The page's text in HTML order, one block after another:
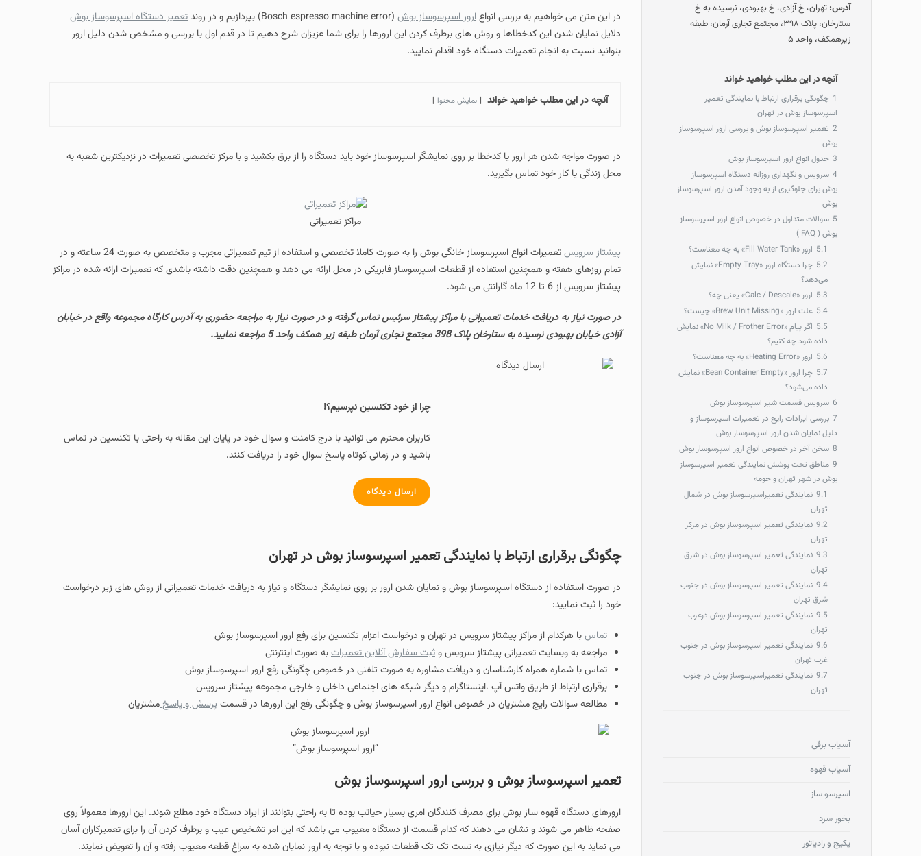
در این متن می خواهیم به بررسی انواعارور اسپرسوساز بوش (Bosch espresso machine error) بپردازیم و در روند
تعمیر دستگاه اسپرسوساز بوش
دلایل نمایان شدن این کدخطاها و روش های برطرف کردن این ارورها را برای شما عزیزان شرح دهیم تا در قدم اول با بررسی و مشخص شدن دلیل ارور
بتوانید نسبت به انجام تعمیرات دستگاه خود اقدام نمایید.
آنچه در این مطلب خواهید خواند نمایش محتوا
در صورت مواجه شدن هر ارور یا کدخطا بر روی نمایشگر اسپرسوساز خود باید دستگاه را از برق بکشید و با مرکز تخصصی تعمیرات در نزدیکترین شعبه به
محل زندگی یا کار خود تماس بگیرید.
مراکز تعمیراتی
پیشتاز سرویس
تعمیرات انواع اسپرسوساز خانگی بوش را به صورت کاملا تخصصی و استفاده از تیم تعمیراتی مجرب و متخصص به صورت 24 ساعته و در
تمام روزهای هفته و همچنین استفاده از قطعات اسپرسوساز فابریکی در محل ارائه می دهد و همچنین دقت داشته باشدی که تعمیرات ارائه شده در مراکز
پیشتاز سرویس از 6 تا 12 ماه گارانتی می شود.
در صورت نیاز به دریافت خدمات تعمیراتی با مراکز پیشتاز سرئیس تماس گرفته و در صورت نیاز به مراجعه حضوری به آدرس کارگاه مجموعه واقع در خیابان
آزادی خیابان بهبودی نرسیده به ستارخان پلاک 398 مجتمع تجاری آرمان طبقه زیر همکف واحد 5 مراجعه نمایید.
چرا از خود تکنسین نپرسیم؟!
کاربران محترم می توانید با درج کامنت و سوال خود در پایان این مقاله به راحتی با تکنسین در تماس
باشید و در زمانی کوتاه پاسخ سوال خود را دریافت کنند.
ارسال دیدگاه
چگونگی برقراری ارتباط با نمایندگی تعمیر اسپرسوساز بوش در تهران
در صورت استفاده از دستگاه اسپرسوساز بوش و نمایان شدن ارور بر روی نمایشگر دستگاه و نیاز به دریافت خدمات تعمیراتی از روش های زیر درخواست
خود را ثبت نمایید:
تماسبا هرکدام از مراکز پیشتاز سرویس در تهران و درخواست اعزام تکنسین برای رفع ارور اسپرسوساز بوش
مراجعه به وبسایت تعمیراتی پیشتاز سرویس وثبت سفارش آنلاین تعمیراتبه صورت اینترنتی
تماس با شماره همراه کارشناسان و دریافت مشاوره به صورت تلفنی در خصوص چگونگی رفع ارور اسپرسوساز بوش
برقراری ارتباط از طریق واتس آپ ،اینستاگرام و دیگر شبکه های اجتماعی داخلی و خارجی مجموعه پیشتاز سرویس
مطالعه سوالات رایج مشتریان در خصوص انواع ارور اسپرسوساز بوش و چگونگی رفع این ارورها در قسمت پرسش و پاسخمشتریان
“ارور اسپرسوساز بوش”
تعمیر اسپرسوساز بوش و بررسی ارور اسپرسوساز بوش
ارورهای دستگاه قهوه ساز بوش برای مصرف کنندگان امری بسیار حیاتب بوده تا به راحتی بتوانند از ایراد دستگاه خود مطلع شوند. این ارورها معمولاً روی
صفحه ظاهر می شوند و نشان می دهند که کدام قسمت از دستگاه معیوب می باشد که این امر تشخیص عیب و برطرف کردن آن را برای تعمیرکاران آسان
می نماید به این صورت که دیگر نیازی به تست تک تک قطعات نبوده و با توجه به ارور نمایان شده به سراغ قطعه معیوب رفته و آن را تعویض نمایند.
آدرس: تهران، خ آزادی، خ بهبودی، نرسیده به خ
ستارخان، پلاک ۳۹۸، مجتمع تجاری آرمان، طبقه
زیرهمکف، واحد ۵
آنچه در این مطلب خواهید خواند
1 چگونگی برقراری ارتباط با نمایندگی تعمیر
اسپرسوساز بوش در تهران
2 تعمیر اسپرسوساز بوش و بررسی ارور اسپرسوساز
بوش
3 جدول انواع ارور اسپرسوساز بوش
4 سرویس و نگهداری روزانه دستگاه اسپرسوساز
بوش برای جلوگیری از به وجود آمدن ارور اسپرسوساز
بوش
5 سوالات متداول در خصوص انواع ارور اسپرسوساز
بوش ( FAQ )
5.1 ارور «Fill Water Tank» به چه معناست؟
5.2
چرا دستگاه ارور «Empty Tray» نمایش
می‌دهد؟
5.3 ارور «Calc / Descale» یعنی چه؟
5.4 علت ارور «Brew Unit Missing» چیست؟
5.5
اگر پیام «No Milk / Frother Error» نمایش
داده شود چه کنیم؟
5.6 ارور «Heating Error» به چه معناست؟
5.7
چرا ارور «Bean Container Empty» نمایش
داده می‌شود؟
6 سرویس قسمت شیر اسپرسوساز بوش
7 بررسی ایرادات رایج در تعمیرات اسپرسوساز و
دلیل نمایان شدن ارور اسپرسوساز بوش
8 سخن آخر در خصوص انواع ارور اسپرسوساز بوش
9 مناطق تحت پوشش نمایندگی تعمیر اسپرسوساز
بوش در شهر تهران و حومه
9.1 نمایندگی تعمیراسپرسوساز بوش در شمال
تهران
9.2 نمایندگی تعمیر اسپرسوساز بوش در مرکز
تهران
9.3 نمایندگی تعمیر اسپرسوساز بوش در شرق
تهران
9.4 نمایندگی تعمیر اسپرسوساز بوش در جنوب
شرق تهران
9.5 نمایندگی تعمیر اسپرسوساز بوش درغرب
تهران
9.6 نمایندگی تعمیر اسپرسوساز بوش در جنوب
غرب تهران
9.7 نمایندگی تعمیراسپرسوساز بوش در جنوب
تهران
آسیاب برقی
آسیاب قهوه
اسپرسو ساز
بخور سرد
پکیج و رادیاتور